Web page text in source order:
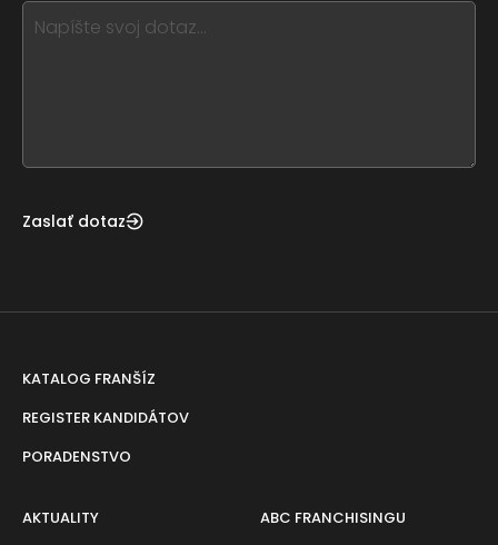
this,
leave
Zaslať dotaz
KATALOG FRANŠÍZ
REGISTER KANDIDÁTOV
PORADENSTVO
AKTUALITY ABC FRANCHISINGU